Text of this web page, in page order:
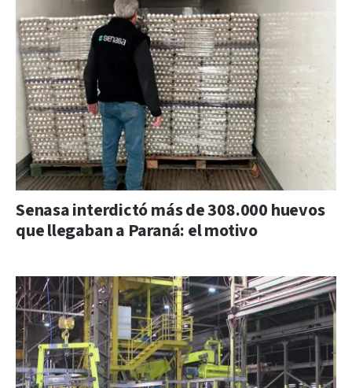
Senasa interdictó más de 308.000 huevos
que llegaban a Paraná: el motivo